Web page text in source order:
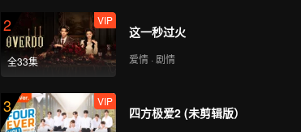
2
全33集
VIP
这一秒过火
爱情 · 剧情
3 VIP
四方极爱2 (未剪辑版）